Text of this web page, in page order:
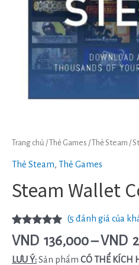
Trang chủ /Thẻ Games /Thẻ Steam /
Thẻ Steam, Thẻ Games
Steam Wallet
5.00trên 5
dựa trên
5
đánh
giá
(5 đánh giá của
VND 136,000–VND
LƯU Ý:Sản phẩm CÓ THỂ KÍCH